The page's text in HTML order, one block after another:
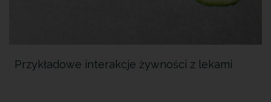
Przykładowe interakcje żywności z lekami